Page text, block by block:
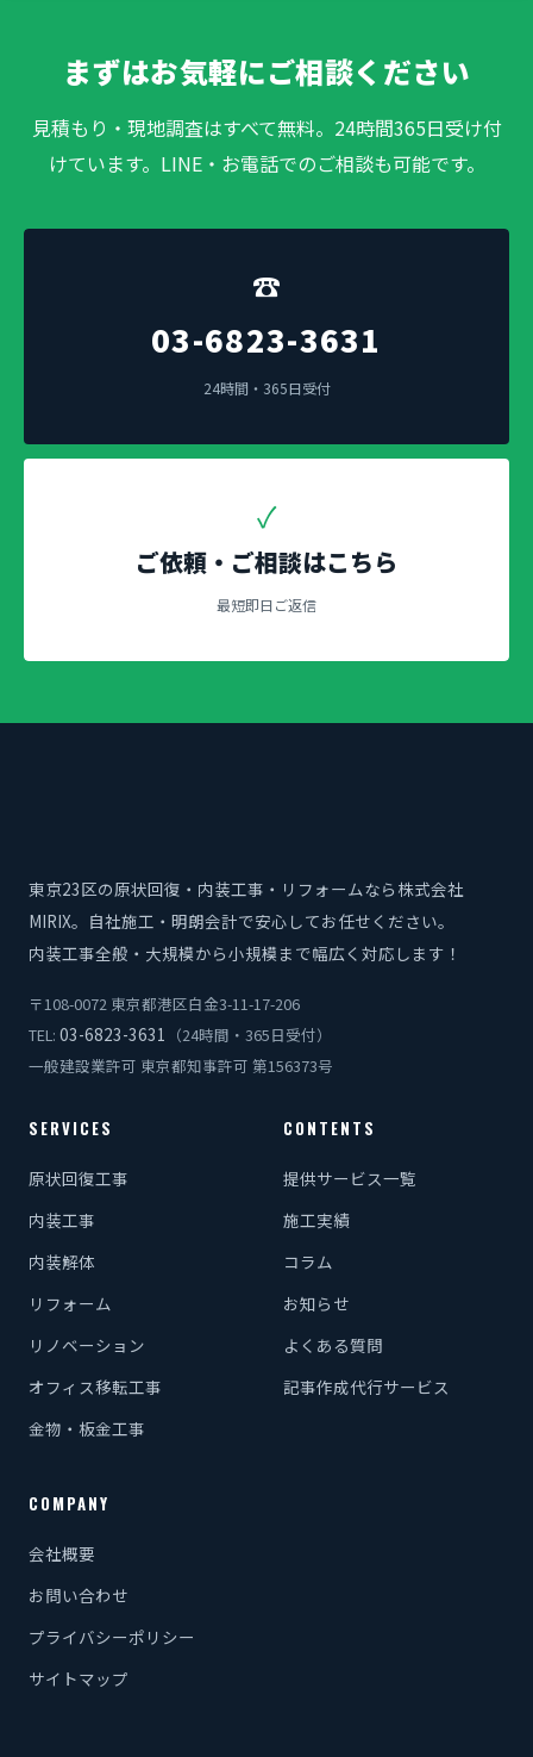
まずはお気軽にご相談ください
見積もり・現地調査はすべて無料。24時間365日受け付
けています。LINE・お電話でのご相談も可能です。
☎
03-6823-3631
24時間・365日受付
✓
ご依頼・ご相談はこちら
最短即日ご返信
東京23区の原状回復・内装工事・リフォームなら株式会社
MIRIX。自社施工・明朗会計で安心してお任せください。
内装工事全般・大規模から小規模まで幅広く対応します！
〒108-0072 東京都港区白金3-11-17-206
TEL: 03-6823-3631
（24時間・365日受付）
一般建設業許可 東京都知事許可 第156373号
SERVICES
原状回復工事
内装工事
内装解体
リフォーム
リノベーション
オフィス移転工事
金物・板金工事
CONTENTS
提供サービス一覧
施工実績
コラム
お知らせ
よくある質問
記事作成代行サービス
COMPANY
会社概要
お問い合わせ
プライバシーポリシー
サイトマップ